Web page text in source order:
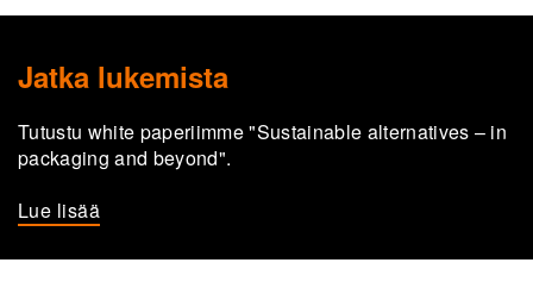
Jatka lukemista
Tu­tus­tu white pa­pe­riim­me "Sus­tai­nable al­ter­na­ti­ves – in
pac­ka­ging and bey­ond".
Lue lisää